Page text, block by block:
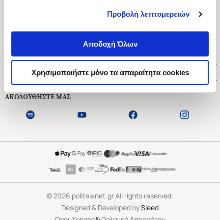
Προβολή λεπτομερειών
Αποδοχή Όλων
Χρησιμοποιήστε μόνο τα απαραίτητα cookies
Ασκληπιού 1-3, Αθήνα 106 79
Δευτέρα - Παρασκευή 09:00-21:00
Εξυπηρέτηση Πελατών
ΑΚΟΛΟΥΘΗΣΤΕ ΜΑΣ
©2026 politeianet.gr All rights reserved.
Designed & Developed bySleed